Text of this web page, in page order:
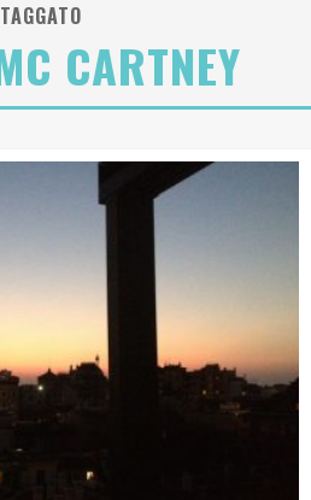
| Chanel
Anya Taylor-Joy, Jisoo e Willow Smith protagoniste della nuova campagna Dior Addict
TAGGATO
CARTNEY